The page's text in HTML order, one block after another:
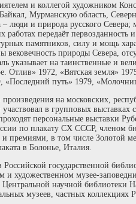
и коллегой художником
Мурманскую область,
– люди и природа русского
передаёт первозданность
памятников, силу и мощь
вековечность природы Севера,
указывает на таинственные и
Отлив» 1972, «Вятская земля»
путь» 1979,
на московских,
участвовал в групповых
персональные выставки
по плакату СХ СССР, членом
в том числе Золотой
в Болонье, Италия.
государственной
и художественном музее-
научной библиотеки
музеев, частных коллекциях